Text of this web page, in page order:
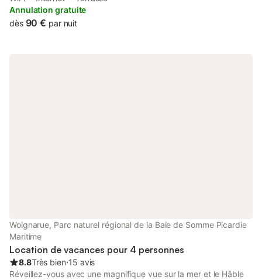
garden and inner courtyard views, and is 2.7 km from Ault
Beach.
Annulation gratuite
dès 90 € par nuit
Woignarue, Parc naturel régional de la Baie de Somme Picardie
Maritime
Location de vacances pour 4 personnes
8.8Très bien⋅15 avis
Réveillez-vous avec une magnifique vue sur la mer et le Hâble